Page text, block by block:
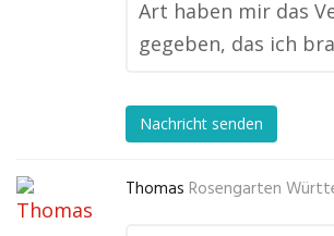
Art haben mir das
gegeben, das ich
Nachricht senden
Thomas Rosengarten